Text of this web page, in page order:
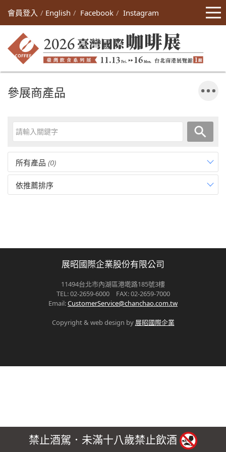
會員登入 English Facebook Instagram
參展商產品
所有產品 (0)
依推薦排序
展昭國際企業股份有限公司
11494台北市內湖區港墘路185號3樓
TEL: 02-2659-6000 FAX: 02-2659-7000
Email:CustomerService@chanchao.com.tw
Copyright & web design by 展昭國際企業
禁止酒駕．未滿十八歲禁止飲酒